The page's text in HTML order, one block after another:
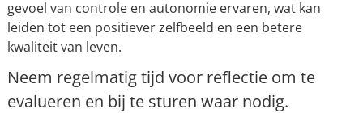
gevoel van controle en autonomie ervaren, wat kan
leiden tot een positiever zelfbeeld en een betere
kwaliteit van leven.
Neem regelmatig tijd voor reflectie om te
evalueren en bij te sturen waar nodig.